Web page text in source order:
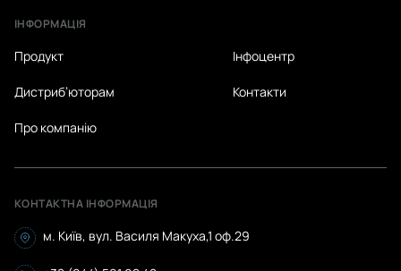
ІНФОРМАЦІЯ
Продукт
Дистриб’юторам
Про компанію
Інфоцентр
Контакти
КОНТАКТНА ІНФОРМАЦІЯ
м. Київ, вул. Василя Макуха,1 оф.29